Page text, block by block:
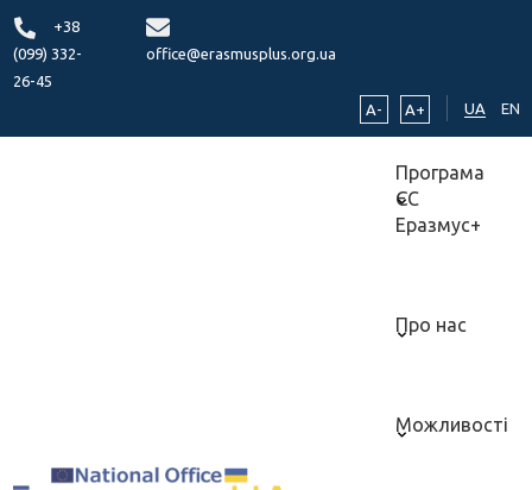
+38
(099) 332-
26-45
office@erasmusplus.org.ua
A- A+ UA EN
Програма
ЄС
Еразмус+
Про нас
Можливості